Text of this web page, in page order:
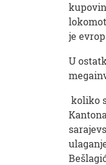
je
U
koliko